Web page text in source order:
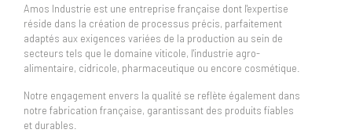
Amos Industrie est une entreprise française dont l'expertise
réside dans la création de processus précis, parfaitement
adaptés aux exigences variées de la production au sein de
secteurs tels que le domaine viticole, l'industrie agro-
alimentaire, cidricole, pharmaceutique ou encore cosmétique.
Notre engagement envers la qualité se reflète également dans
notre fabrication française, garantissant des produits fiables
et durables.